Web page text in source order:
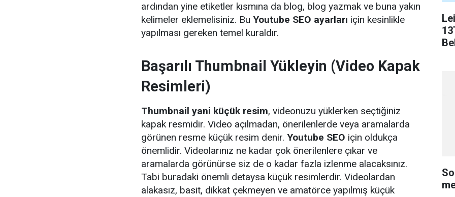
ardından yine etiketler kısmına da blog, blog yazmak ve buna yakın
kelimeler eklemelisiniz. Bu Youtube SEO ayarları için kesinlikle
yapılması gereken temel kuraldır.
Başarılı Thumbnail Yükleyin (Video Kapak
Resimleri)
Thumbnail yani küçük resim, videonuzu yüklerken seçtiğiniz
kapak resmidir. Video açılmadan, önerilenlerde veya aramalarda
görünen resme küçük resim denir. Youtube SEO için oldukça
önemlidir. Videolarınız ne kadar çok önerilenlere çıkar ve
aramalarda görünürse siz de o kadar fazla izlenme alacaksınız.
Tabi buradaki önemli detaysa küçük resimlerdir. Videolardan
alakasız, basit, dikkat çekmeyen ve amatörce yapılmış küçük